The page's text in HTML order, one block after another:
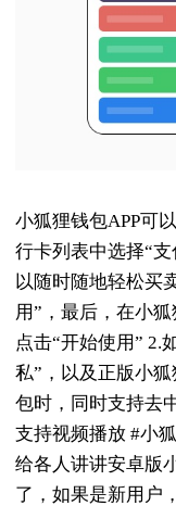
小狐狸钱包APP可
行卡列表中选择“
以随时随地轻松买
用”，最后，在小
点击“开始使用” 2.
私”，以及正版小
包时，同时支持去
支持视频播放 #小
给各人讲讲安卓版
了，如果是新用户